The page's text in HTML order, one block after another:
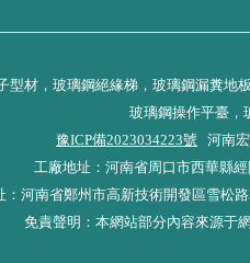
材，玻璃鋼絕緣梯，玻璃鋼漏糞
玻璃鋼操作平臺，
豫ICP備2023034223號 河南
工廠地址：河南省周口市西華縣
：河南省鄭州市高新技術開發區雪松
免責聲明：本網站部分內容來源于